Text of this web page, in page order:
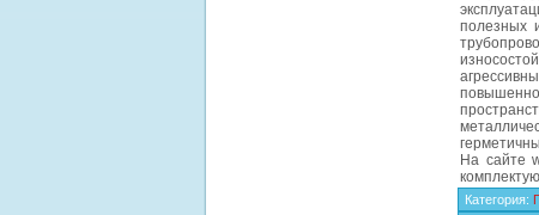
полезных
На сайте
Категория: